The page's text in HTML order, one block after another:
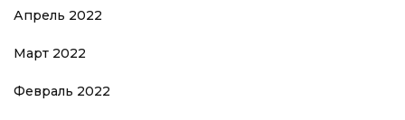
Апрель 2022
Март 2022
Февраль 2022